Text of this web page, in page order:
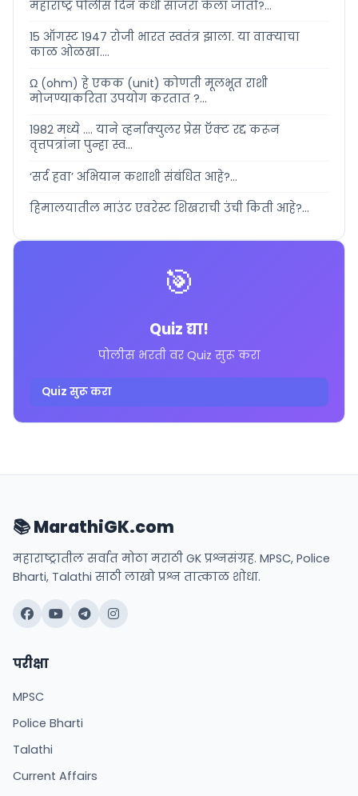
महाराष्ट्र पोलीस दिन कधी साजरा केला जातो?...
15 ऑगस्ट 1947 रोजी भारत स्वतंत्र झाला. या वाक्याचा
काळ ओळखा....
Ω (ohm) हे एकक (unit) कोणती मूलभूत राशी
मोजण्याकरिता उपयोग करतात ?...
1982 मध्ये .... याने व्हर्नाक्युलर प्रेस ऍक्ट रद्द करून
वृत्तपत्रांना पुन्हा स्व...
‘सर्द हवा’ अभियान कशाशी संबंधित आहे?...
हिमालयातील माउंट एवरेस्ट शिखराची उंची किती आहे?...
🎯
Quiz द्या!
पोलीस भरती वर Quiz सुरू करा
Quiz सुरू करा
📚 MarathiGK.com
महाराष्ट्रातील सर्वात मोठा मराठी GK प्रश्नसंग्रह. MPSC, Police
Bharti, Talathi साठी लाखो प्रश्न तात्काळ शोधा.
परीक्षा
MPSC
Police Bharti
Talathi
Current Affairs